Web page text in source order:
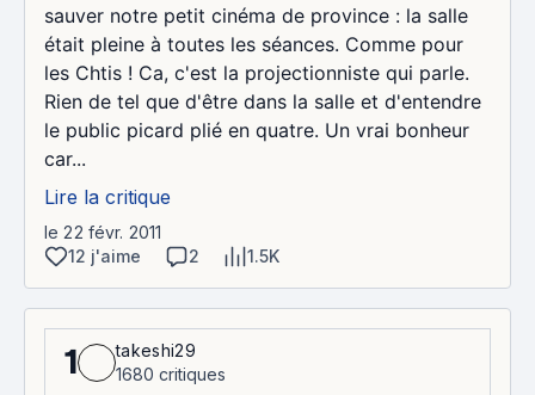
sauver notre petit cinéma de province : la salle
était pleine à toutes les séances. Comme pour
les Chtis ! Ca, c'est la projectionniste qui parle.
Rien de tel que d'être dans la salle et d'entendre
le public picard plié en quatre. Un vrai bonheur
car...
Lire la critique
le 22 févr. 2011
12 j'aime
2 1.5K
1
takeshi29
1680 critiques